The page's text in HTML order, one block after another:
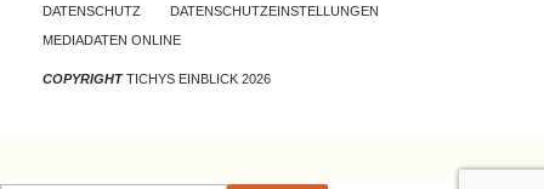
DATENSCHUTZ
DATENSCHUTZEINSTELLUNGEN
MEDIADATEN ONLINE
COPYRIGHTTICHYS EINBLICK 2026